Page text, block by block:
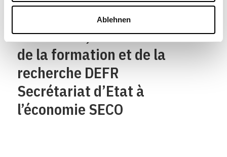
Ablehnen
Département fédéral de
l’économie,
de la formation et de la
recherche DEFR
Secrétariat d’Etat à
l’économie SECO